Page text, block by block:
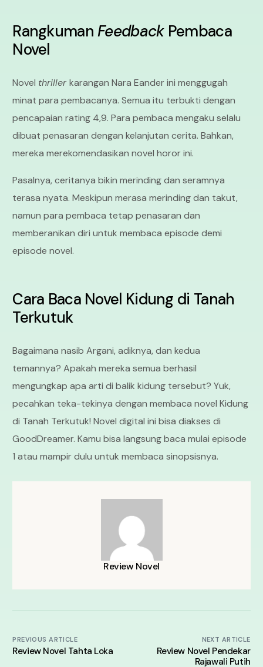
RangkumanFeedback Pembaca
Novel
Novel thrillerkarangan Nara Eander ini menggugah
minat para pembacanya. Semua itu terbukti dengan
pencapaian rating 4,9. Para pembaca mengaku selalu
dibuat penasaran dengan kelanjutan cerita. Bahkan,
mereka merekomendasikan novel horor ini.
Pasalnya, ceritanya bikin merinding dan seramnya
terasa nyata. Meskipun merasa merinding dan takut,
namun para pembaca tetap penasaran dan
memberanikan diri untuk membaca episode demi
episode novel.
Cara Baca Novel Kidung di Tanah
Terkutuk
Bagaimana nasib Argani, adiknya, dan kedua
temannya? Apakah mereka semua berhasil
mengungkap apa arti di balik kidung tersebut? Yuk,
pecahkan teka-tekinya dengan membaca novel Kidung
di Tanah Terkutuk! Novel digital ini bisa diakses di
GoodDreamer. Kamu bisa langsung baca mulai episode
1 atau mampir dulu untuk membaca sinopsisnya.
Review Novel
PREVIOUS ARTICLE
Review Novel Tahta Loka
NEXT ARTICLE
Review Novel Pendekar
Rajawali Putih